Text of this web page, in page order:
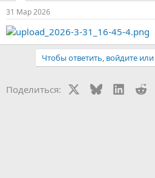
е
м
ы
ч
л
а
31 Мар 2026
Чтобы ответить, войдите или
Поделиться: Bluesky